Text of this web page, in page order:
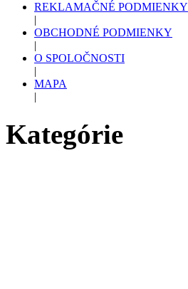
REKLAMAČNÉ PODMIENKY
|
OBCHODNÉ PODMIENKY
|
O SPOLOČNOSTI
|
MAPA
|
Kategórie